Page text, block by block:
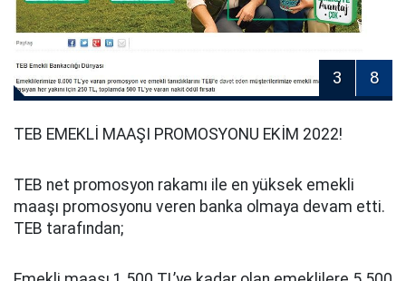
3 8
TEB EMEKLİ MAAŞI PROMOSYONU EKİM 2022!
TEB net promosyon rakamı ile en yüksek emekli
maaşı promosyonu veren banka olmaya devam etti.
TEB tarafından;